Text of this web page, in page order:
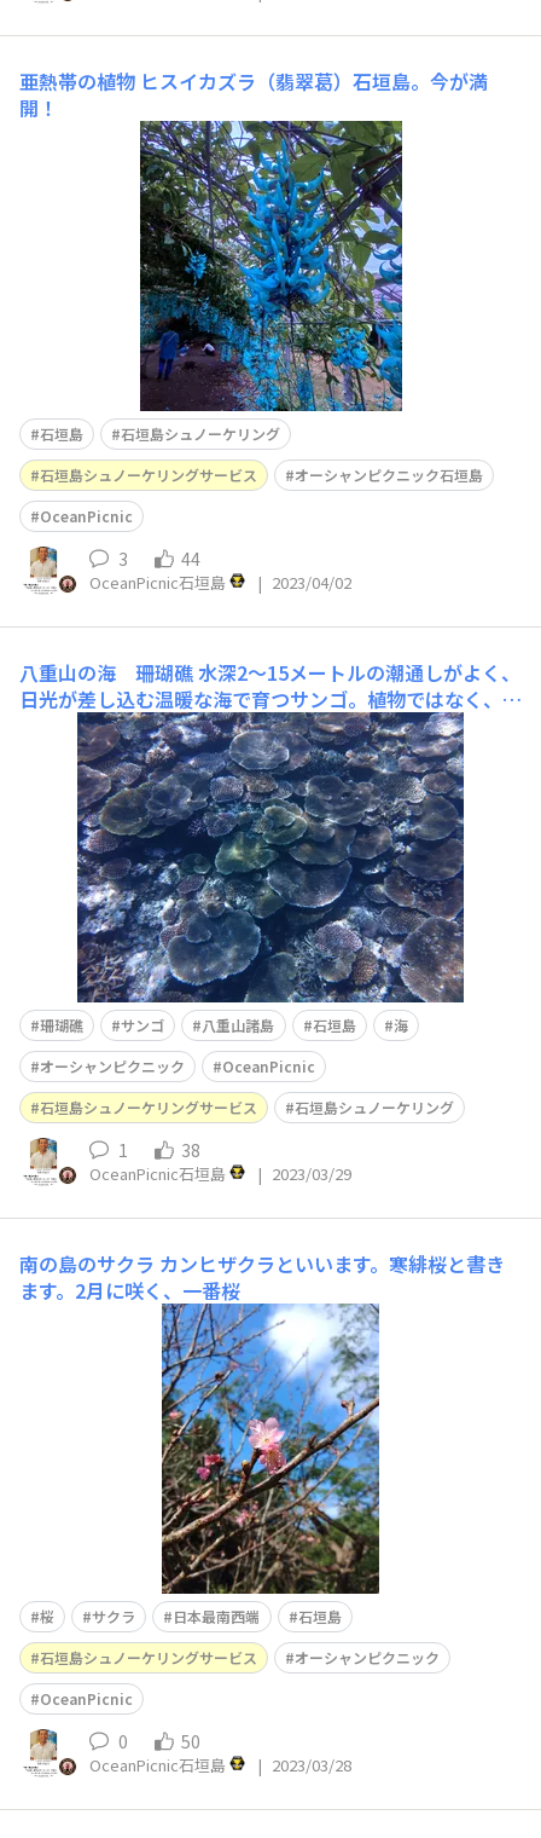
亜熱帯の植物 ヒスイカズラ（翡翠葛）石垣島。今が満
開！
石垣島
石垣島シュノーケリング
石垣島シュノーケリングサービス
オーシャンピクニック石垣島
OceanPicnic
3 44
OceanPicnic石垣島 | 2023/04/02
八重山の海 珊瑚礁水深2～15メートルの潮通しがよく、
日光が差し込む温暖な海で育つサンゴ。植物ではなく、動
物です。カンブリア紀からその生存は確認されています。
地球温暖化とか、珊瑚礁は死滅の危機とかいわれてます
が、全てウソ。先に滅ぶのは人類でしょうw
珊瑚礁 サンゴ 八重山諸島 石垣島
海
オーシャンピクニック
OceanPicnic
石垣島シュノーケリングサービス
石垣島シュノーケリング
1 38
OceanPicnic石垣島 | 2023/03/29
南の島のサクラ カンヒザクラといいます。寒緋桜と書き
ます。2月に咲く、一番桜
桜 サクラ 日本最南西端
石垣島
石垣島シュノーケリングサービス
オーシャンピクニック
OceanPicnic
0 50
OceanPicnic石垣島 | 2023/03/28